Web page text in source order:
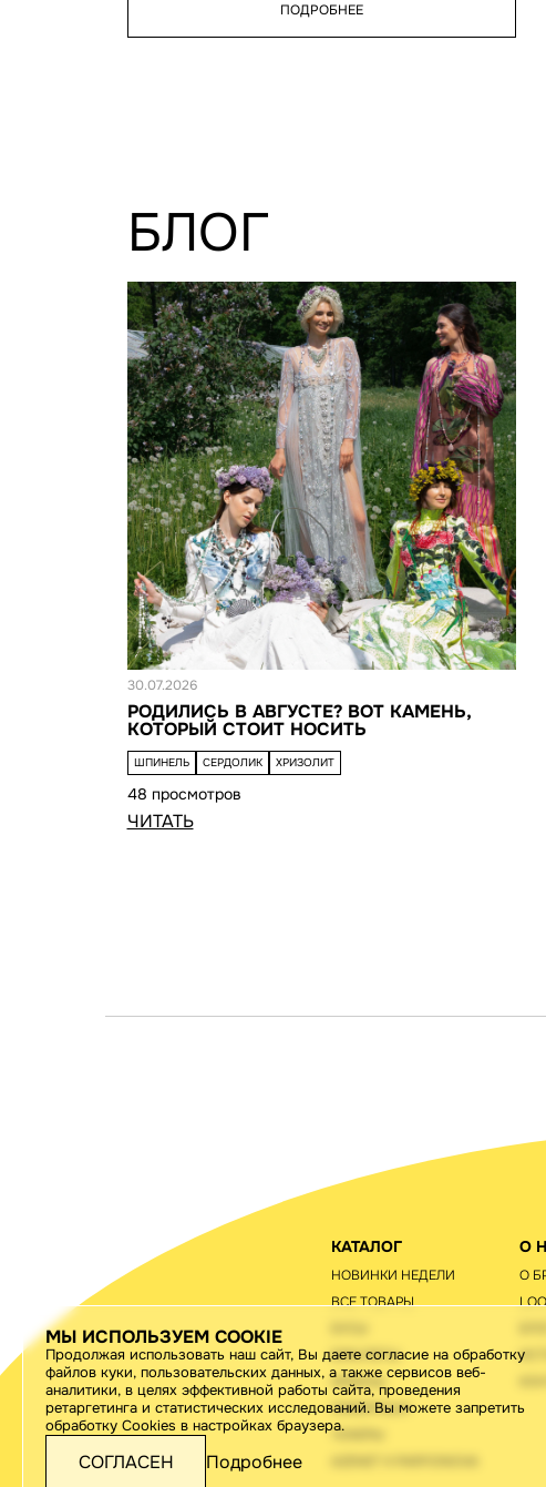
ПОДРОБНЕЕ
БЛОГ
Новость
30.07.2026
РОДИЛИСЬ В АВГУСТЕ? ВОТ КАМЕНЬ,
КОТОРЫЙ СТОИТ НОСИТЬ
ШПИНЕЛЬ СЕРДОЛИК ХРИЗОЛИТ
48 просмотров
ЧИТАТЬ
МЫ ИСПОЛЬЗУЕМ COOKIE
Продолжая использовать наш сайт, Вы даете согласие на обработку
файлов куки, пользовательских данных, а также сервисов веб-
аналитики, в целях эффективной работы сайта, проведения
ретаргетинга и статистических исследований. Вы можете запретить
обработку Cookies в настройках браузера.
СОГЛАСЕН Подробнее
КАТАЛОГ
НОВИНКИ НЕДЕЛИ
ВСЕ ТОВАРЫ
БРАСЛЕТЫ
АРКАНЫ
ОЖЕБРОШИ
ЧОКЕРЫ
О
О